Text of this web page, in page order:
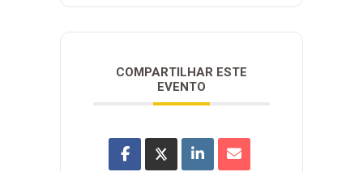
COMPARTILHAR ESTE
EVENTO